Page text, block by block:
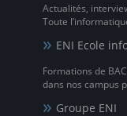
Actualités,
Toute
ENI Ecole
Formations de
dans nos campus
Groupe ENI